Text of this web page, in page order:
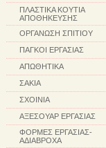
ΠΛΑΣΤΙΚΑ ΚΟΥΤΙΑ
ΑΠΟΘΗΚΕΥΣΗΣ
ΟΡΓΑΝΩΣΗ ΣΠΙΤΙΟΥ
ΠΑΓΚΟΙ ΕΡΓΑΣΙΑΣ
ΑΠΩΘΗΤΙΚΑ
ΣΑΚΙΑ
ΣΧΟΙΝΙΑ
ΑΞΕΣΟΥΑΡ ΕΡΓΑΣΙΑΣ
ΦΟΡΜΕΣ ΕΡΓΑΣΙΑΣ-
ΑΔΙΑΒΡΟΧΑ